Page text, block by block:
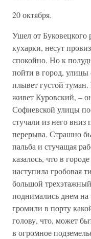
20 октября.
Ушел от
кухарки, несут
спокойно. Но к
пойти в город,
плывет густой туман.
живет Куровский, –
Софиевской улицы
стучали из него вниз
перерыва. Страшно
пальба и стучащая
казалось, что в
наступила гробовая
большой
поднимались днем на
громили в порту
голову, что, может
в огромное